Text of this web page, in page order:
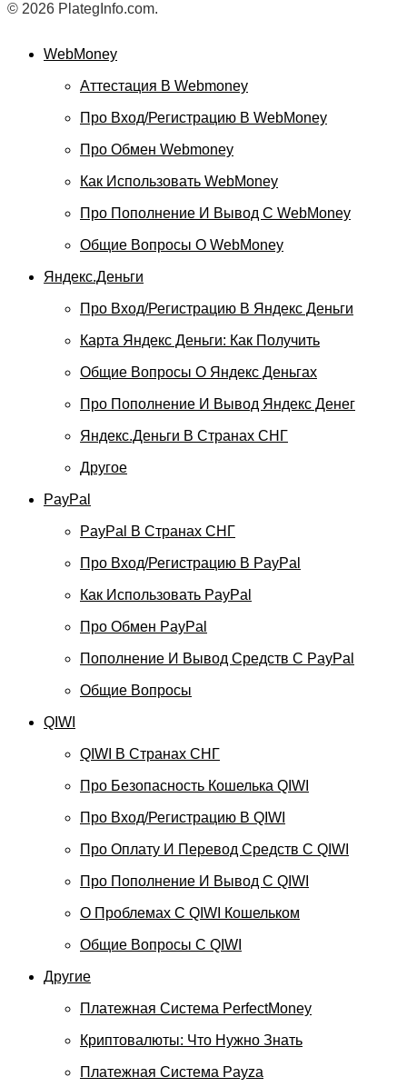
© 2026 PlategInfo.com.
WebMoney
Аттестация В Webmoney
Про Вход/регистрацию В WebMoney
Про Обмен Webmoney
Как Использовать WebMoney
Про Пополнение И Вывод С WebMoney
Общие Вопросы О WebMoney
Яндекс.Деньги
Про Вход/регистрацию В Яндекс Деньги
Карта Яндекс Деньги: Как Получить
Общие Вопросы О Яндекс Деньгах
Про Пополнение И Вывод Яндекс Денег
Яндекс.Деньги В Странах СНГ
Другое
PayPal
PayPal В Странах СНГ
Про Вход/регистрацию В PayPal
Как Использовать PayPal
Про Обмен PayPal
Пополнение И Вывод Средств С PayPal
Общие Вопросы
QIWI
QIWI В Странах СНГ
Про Безопасность Кошелька QIWI
Про Вход/регистрацию В QIWI
Про Оплату И Перевод Средств C QIWI
Про Пополнение И Вывод С QIWI
О Проблемах С QIWI Кошельком
Общие Вопросы С QIWI
Другие
Платежная Система PerfectMoney
Криптовалюты: Что Нужно Знать
Платежная Система Payza